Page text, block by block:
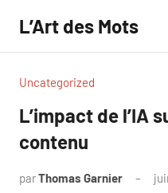
contenu
L’Art des Mots
Uncategorized
L’impact de l’IA
contenu
parThomas Garnier